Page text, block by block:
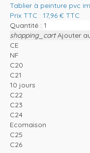
Tablier à peinture pvc
Prix TTC : 17,96 € TTC
Quantité :
shopping_cart Ajouter
CE
NF
C20
C21
10 jours
C22
C23
C24
Ecomaison
C25
C26